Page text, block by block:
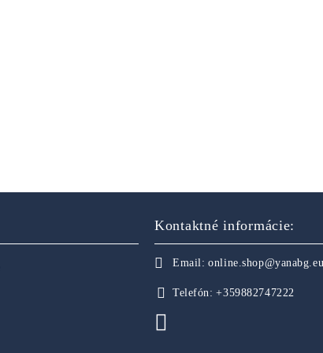
Kontaktné informácie:
Email:
Telefón: +359882747222